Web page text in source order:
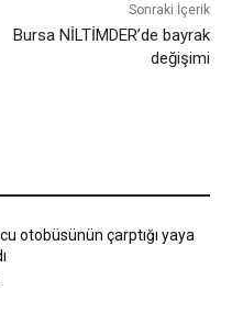
Sonraki İçerik
Bursa NİLTİMDER’de bayrak
değişimi
otobüsünün çarptığı yaya